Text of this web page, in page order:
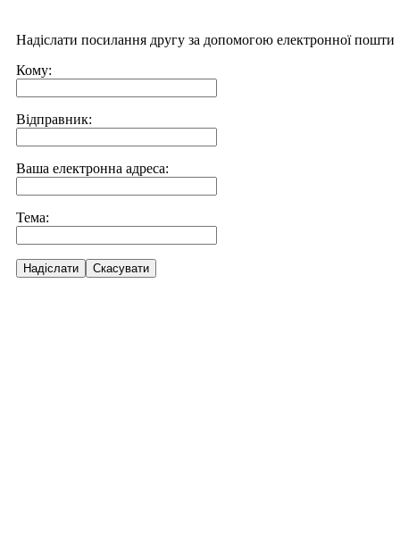
Надіслати посилання другу за допомогою електронної пошти
Кому:
Відправник:
Ваша електронна адреса:
Тема:
Надіслати Скасувати